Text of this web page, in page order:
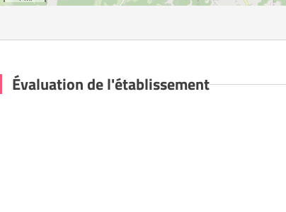
Évaluation de l'établissement